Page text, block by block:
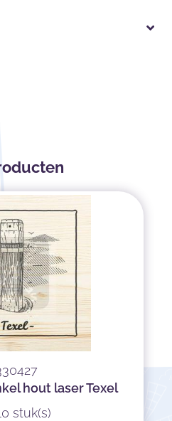
hout laser Texel
stuk(s)